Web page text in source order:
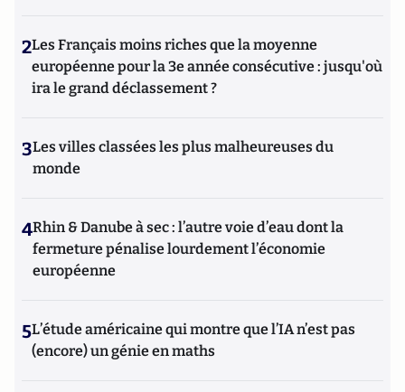
2Les Français moins riches que la moyenne
européenne pour la 3e année consécutive : jusqu'où
ira le grand déclassement ?
3Les villes classées les plus malheureuses du
monde
4Rhin & Danube à sec : l’autre voie d’eau dont la
fermeture pénalise lourdement l’économie
européenne
5L’étude américaine qui montre que l’IA n’est pas
(encore) un génie en maths